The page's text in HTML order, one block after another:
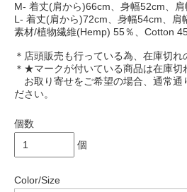
M- 着丈(肩から)66cm、身幅52cm、
L- 着丈(肩から)72cm、身幅54cm、肩
素材/植物繊維(Hemp) 55％、Cotton
＊店頭販売も行っている為、在庫切れ
＊★マークが付いている商品は在庫切
お取り寄せをご希望の場合、通常通
ださい。
個数
個
Color/Size